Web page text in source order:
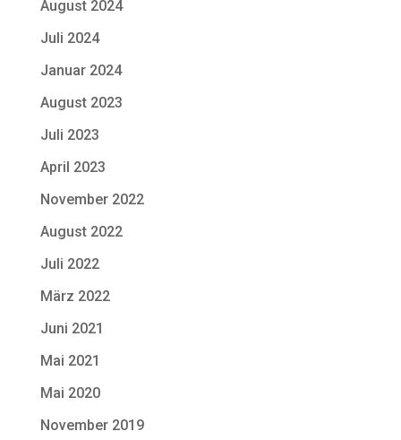
August 2024
Juli 2024
Januar 2024
August 2023
Juli 2023
April 2023
November 2022
August 2022
Juli 2022
März 2022
Juni 2021
Mai 2021
Mai 2020
November 2019